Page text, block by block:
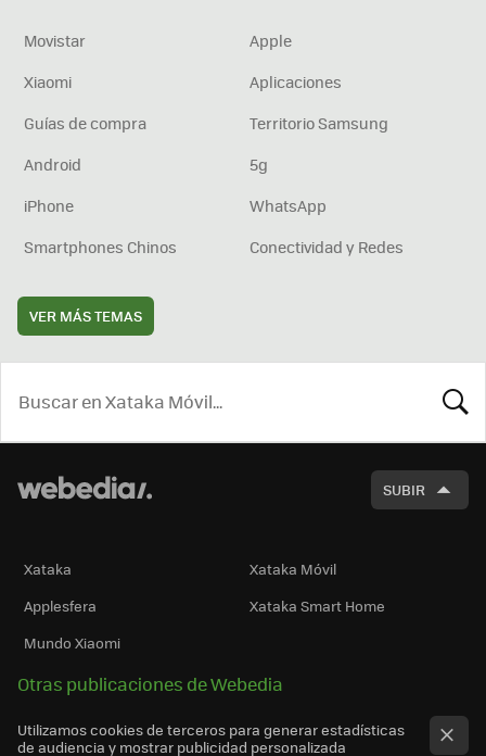
Movistar
Apple
Xiaomi
Aplicaciones
Guías de compra
Territorio Samsung
Android
5g
iPhone
WhatsApp
Smartphones Chinos
Conectividad y Redes
VER MÁS TEMAS
SUBIR
Xataka
Xataka Móvil
Applesfera
Xataka Smart Home
Mundo Xiaomi
Otras publicaciones de Webedia
Utilizamos cookies de terceros para generar estadísticas
de audiencia y mostrar publicidad personalizada